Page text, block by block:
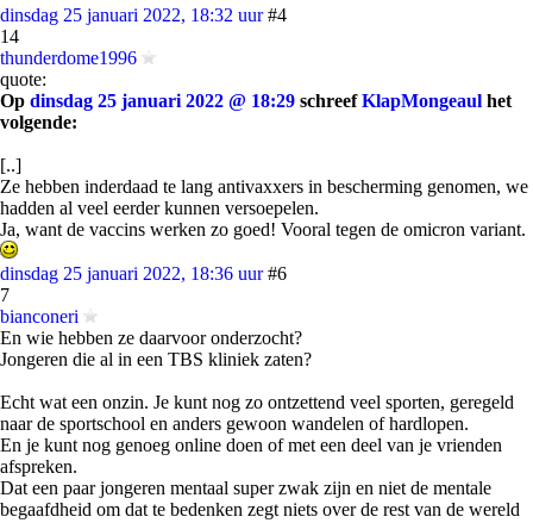
dinsdag 25 januari 2022, 18:32 uur #4
14
thunderdome1996
quote:
Op dinsdag 25 januari 2022 @ 18:29 schreefKlapMongeaul het
volgende:
[..]
Ze hebben inderdaad te lang antivaxxers in bescherming genomen, we
hadden al veel eerder kunnen versoepelen.
Ja, want de vaccins werken zo goed! Vooral tegen de omicron variant.
dinsdag 25 januari 2022, 18:36 uur #6
7
bianconeri
En wie hebben ze daarvoor onderzocht?
Jongeren die al in een TBS kliniek zaten?
Echt wat een onzin. Je kunt nog zo ontzettend veel sporten, geregeld
naar de sportschool en anders gewoon wandelen of hardlopen.
En je kunt nog genoeg online doen of met een deel van je vrienden
afspreken.
Dat een paar jongeren mentaal super zwak zijn en niet de mentale
begaafdheid om dat te bedenken zegt niets over de rest van de wereld